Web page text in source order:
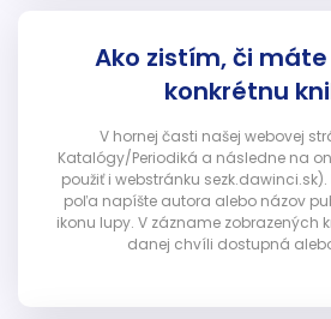
Ako zistím, či
konkrétnu
V hornej časti našej webovej
Katalógy/Periodiká a následne na
použiť i webstránku
poľa napíšte autora alebo názov
ikonu lupy. V zázname zobrazených
danej chvíli dostupná